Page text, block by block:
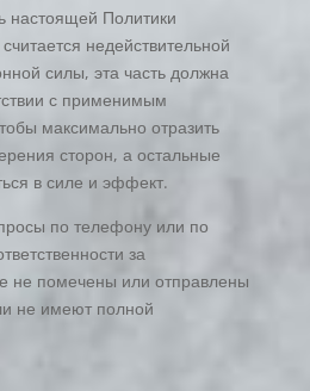
настоящей Политики
недействительной
силы, эта часть должна
с применимым
максимально отразить
сторон, а остальные
в силе и эффект.
по телефону или по
за
не помечены или отправлены
не имеют полной